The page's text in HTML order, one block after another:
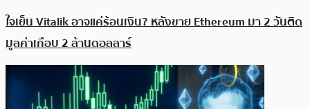
ใจเย็น Vitalik อาจแค่ร้อนเงิน? หลังขาย Ethereum มา 2 วันติด
มูลค่าเกือบ 2 ล้านดอลลาร์